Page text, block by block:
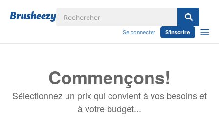
Se connecter S'inscrire
Commençons!
Sélectionnez un prix qui convient à vos besoins et
à votre budget...